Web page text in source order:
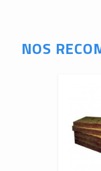
NOS